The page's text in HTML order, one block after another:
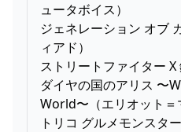
ュータボイス）
ジェネレーション オブ
ィアド）
ストリートファイター X
ダイヤの国のアリス 〜
World〜（エリオット＝
トリコ グルメモンスタ